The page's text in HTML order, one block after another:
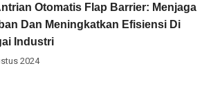
Otomatis Flap Barrier: Menjaga
Dan Meningkatkan Efisiensi Di
Industri
2024